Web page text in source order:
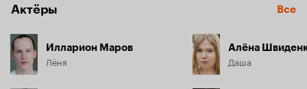
Актёры Все
Илларион Маров
Лёня
Алёна
Даша